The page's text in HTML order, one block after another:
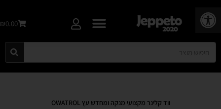
פתח סרגל נגישות
₪0.00
ווד קלינר מקצועי מנקה ומחדש עץ OWATROL